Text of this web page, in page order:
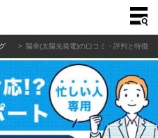
陽幸(太陽光発電)の口コミ・評判と特徴